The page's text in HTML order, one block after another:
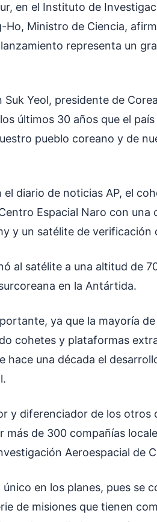
en el Instituto de
Ho, Ministro de Ciencia,
representa un
Suk Yeol, presidente de
últimos 30 años que el
pueblo coreano y de
el diario de noticias AP, el
Espacial Naro con una
y un satélite de verificación
al satélite a una altitud de
en la Antártida.
ya que la mayoría
cohetes y plataformas
hace una década el
y diferenciador de los otros
más de 300 compañías
Aeroespacial de
único en los planes, pues
de misiones que tienen